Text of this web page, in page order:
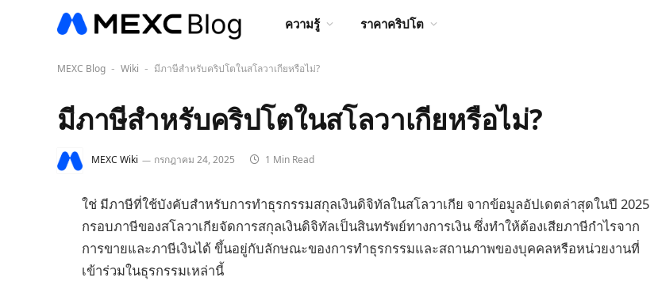
ความรู้ ราคาคริปโต
MEXC Blog - Wiki - มีภาษีสำหรับคริปโตในสโลวาเกียหรือไม่?
มีภาษีสำหรับคริปโตในสโลวาเกียหรือไม่?
MEXC Wiki กรกฎาคม 24, 2025 1 Min Read
ใช่ มีภาษีที่ใช้บังคับสำหรับการทำธุรกรรมสกุลเงินดิจิทัลในสโลวาเกีย จากข้อมูลอัปเดตล่าสุดในปี 2025
กรอบภาษีของสโลวาเกียจัดการสกุลเงินดิจิทัลเป็นสินทรัพย์ทางการเงิน ซึ่งทำให้ต้องเสียภาษีกำไรจาก
การขายและภาษีเงินได้ ขึ้นอยู่กับลักษณะของการทำธุรกรรมและสถานภาพของบุคคลหรือหน่วยงานที่
เข้าร่วมในธุรกรรมเหล่านี้